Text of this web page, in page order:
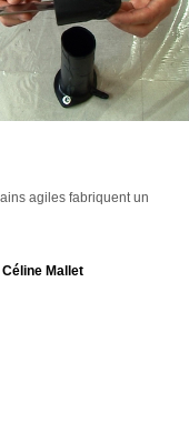
agiles fabriquent un
Mallet